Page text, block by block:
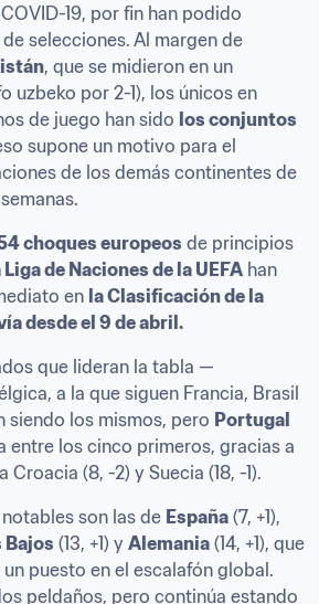
19, por fin han podido
, que se midieron en un
uzbeko por 2-1), los únicos en
de juego han sido los conjuntos
supone un motivo para el
de los demás continentes de
choques europeos de principios
Liga de Naciones de la UEFA han
en la Clasificación de la
desde el 9 de abril.
que lideran la tabla —
a la que siguen Francia, Brasil
siendo los mismos, pero Portugal
entre los cinco primeros, gracias a
(8, -2) y Suecia (18, -1).
son las de España
Bajos (13, +1) y Alemania (14, +1), que
peldaños, pero continúa estando